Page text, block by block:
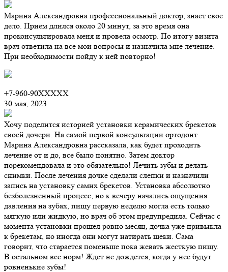
Марина Александровна профессиональный доктор, знает свое
дело. Прием длился около 20 минут, за это время она
проконсультировала меня и провела осмотр. По итогу визита
врач ответила на все мои вопросы и назначила мне лечение.
При необходимости пойду к ней повторно!
+7-960-90XXXXX
30 мая, 2023
Хочу поделится историей установки керамических брекетов
своей дочери. На самой первой консультации ортодонт
Марина Александровна рассказала, как будет проходить
лечение от и до, все было понятно. Затем доктор
порекомендовала и это обязательно! Лечить зубы и делать
снимки. После лечения дочке сделали слепки и назначили
запись на установку самих брекетов. Установка абсолютно
безболезненный процесс, но к вечеру начались ощущения
давления на зубах, пищу первую неделю могла есть только
мягкую или жидкую, но врач об этом предупредила. Сейчас с
момента установки прошел ровно месяц, дочка уже привыкла
к брекетам, но иногда они могут натирать щеки. Сама
говорит, что старается поменьше пока жевать жесткую пищу.
В остальном все норм! Ждет не дождется, когда у нее будут
ровненькие зубы!